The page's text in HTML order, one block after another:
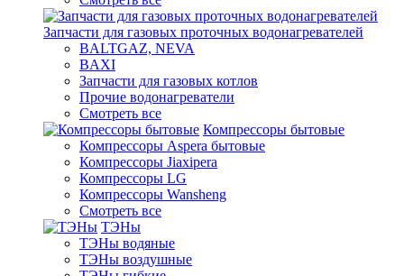
Запчасти для газовых проточных водонагревателей
BALTGAZ, NEVA
BAXI
Запчасти для газовых котлов
Прочие водонагреватели
Смотреть все
Компрессоры бытовые
Компрессоры Aspera бытовые
Компрессоры Jiaxipera
Компрессоры LG
Компрессоры Wansheng
Смотреть все
ТЭНы
ТЭНы водяные
ТЭНы воздушные